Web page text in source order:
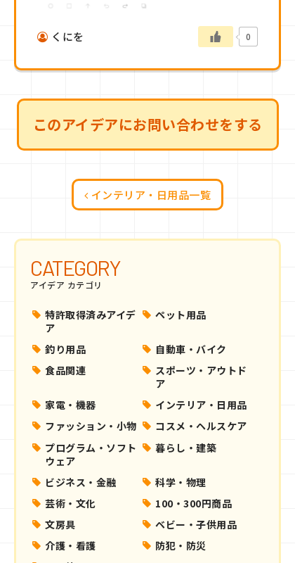
くにを 0
このアイデアにお問い合わせをする
インテリア・日用品一覧
CATEGORY
アイデア カテゴリ
特許取得済みアイデ
ア
ペット用品
釣り用品
自動車・バイク
食品関連
スポーツ・アウトド
ア
家電・機器
インテリア・日用品
ファッション・小物
コスメ・ヘルスケア
プログラム・ソフト
ウェア
暮らし・建築
ビジネス・金融
科学・物理
芸術・文化
100・300円商品
文房具
ベビー・子供用品
介護・看護
防犯・防災